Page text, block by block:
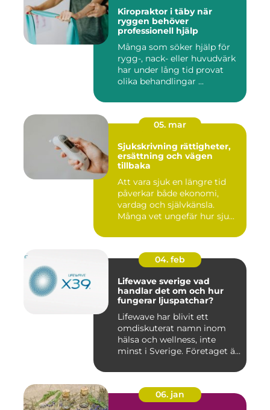
Kiropraktor i täby när
ryggen behöver
professionell hjälp
Många som söker hjälp för
rygg-, nack- eller huvudvärk
har under lång tid provat
olika behandlingar ...
05. mar
Sjukskrivning rättigheter,
ersättning och vägen
tillbaka
Att vara sjuk en längre tid
påverkar både ekonomi,
vardag och självkänsla.
Många vet ungefär hur sju...
04. feb
Lifewave sverige vad
handlar det om och hur
fungerar ljuspatchar?
Lifewave har blivit ett
omdiskuterat namn inom
hälsa och wellness, inte
minst i Sverige. Företaget ä...
06. jan